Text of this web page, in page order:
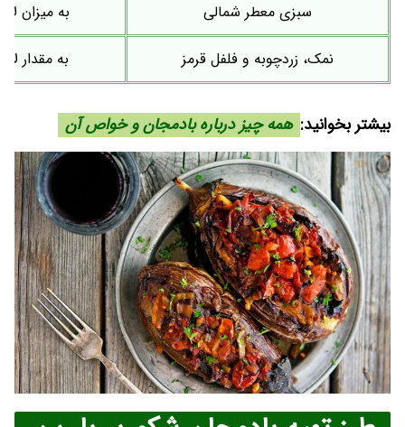
سبزی معطر شمالی به میزان
نمک، زردچوبه و فلفل قرمز به مقدار
بیشتر بخوانید: همه چیز درباره بادمجان و خواص آن